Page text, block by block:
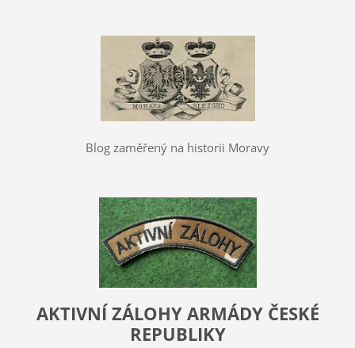
Blog zaměřený na historii Moravy
AKTIVNÍ ZÁLOHY ARMÁDY ČESKÉ
REPUBLIKY